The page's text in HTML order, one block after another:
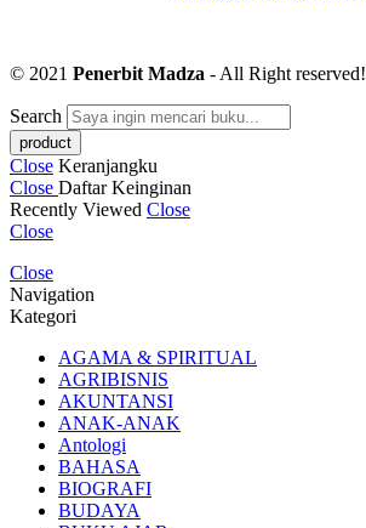
© 2021 Penerbit Madza - All Right reserved!
Search
Close Keranjangku
Close Daftar Keinginan
Recently Viewed Close
Close
Close
Navigation
Kategori
AGAMA & SPIRITUAL
AGRIBISNIS
AKUNTANSI
ANAK-ANAK
Antologi
BAHASA
BIOGRAFI
BUDAYA